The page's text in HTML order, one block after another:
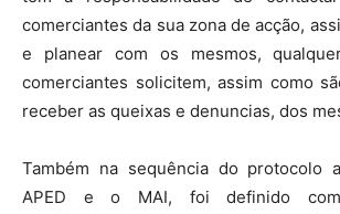
comerciantes da sua zona de acção,
e planear com os mesmos,
comerciantes solicitem, assim como
receber as queixas e denuncias, dos
Também na sequência do protocolo
APED e o MAI, foi definido